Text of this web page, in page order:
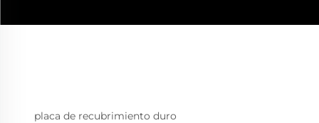
placa de recubrimiento duro